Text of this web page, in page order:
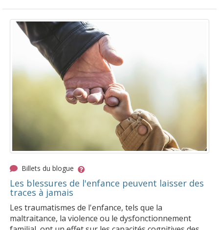
Billets du blogue
Les blessures de l'enfance peuvent laisser des
traces à jamais
Les traumatismes de l'enfance, tels que la
maltraitance, la violence ou le dysfonctionnement